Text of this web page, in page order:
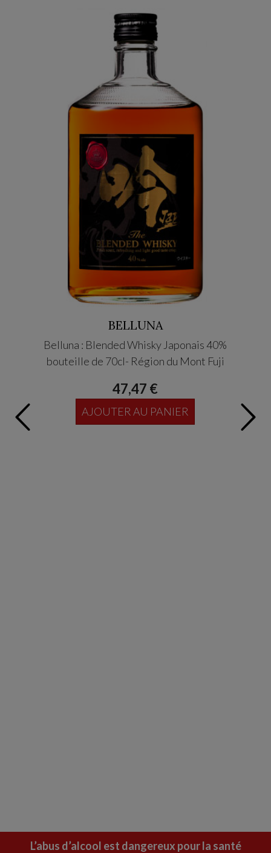
BELLUNA
Belluna : Blended Whisky Japonais 40%
bouteille de 70cl- Région du Mont Fuji
47,47 €
AJOUTER AU PANIER
L’abus d’alcool est dangereux pour la santé